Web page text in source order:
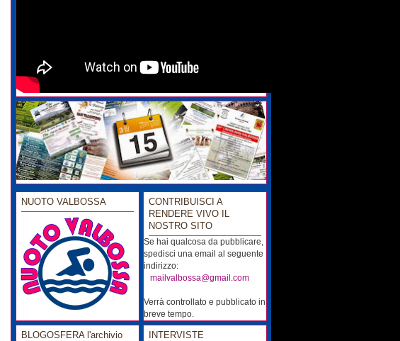
NUOTO VALBOSSA
BLOGOSFERA l'archivio
CONTRIBUISCI A
RENDERE VIVO IL
NOSTRO SITO
Se hai qualcosa da pubblicare,
spedisci una email al seguente
indirizzo:
mailvalbossa@gmail.com
Verrà controllato e pubblicato in
breve tempo.
INTERVISTE